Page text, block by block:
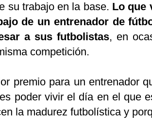
su trabajo en la base. Lo que
de un entrenador de
a sus futbolistas, en
competición.
premio para un entrenador
poder vivir el día en el que
la madurez futbolística y